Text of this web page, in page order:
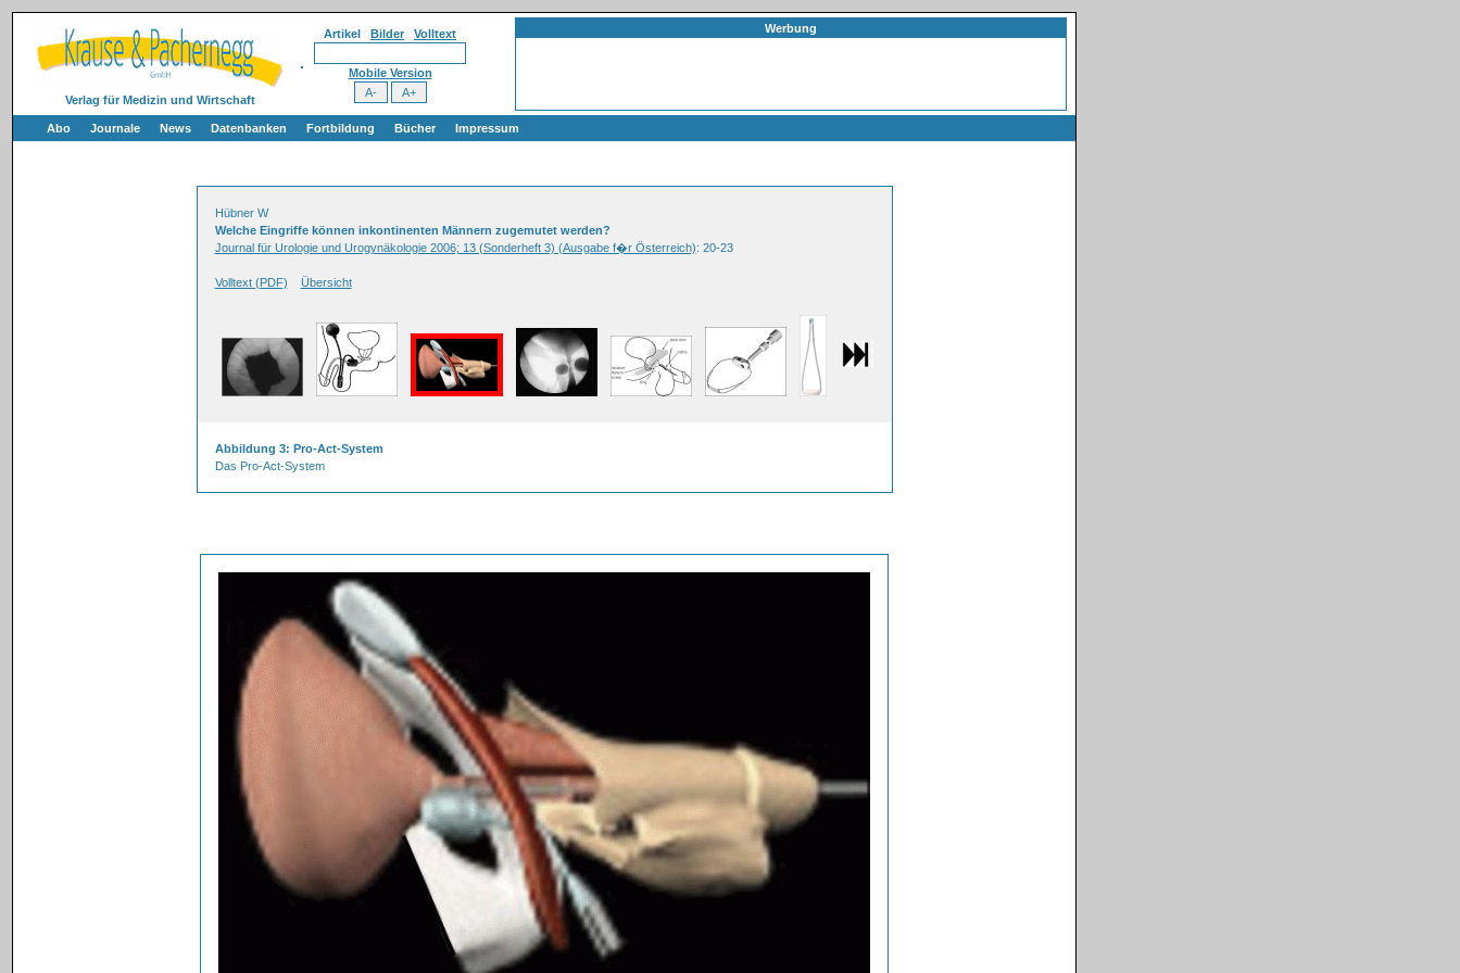
Verlag für Medizin und Wirtschaft
Artikel Bilder Volltext
Mobile Version
Werbung
Abo Journale News Datenbanken Fortbildung Bücher Impressum
Hübner W
Welche Eingriffe können inkontinenten Männern zugemutet werden?
Journal für Urologie und Urogynäkologie 2006; 13 (Sonderheft 3) (Ausgabe f�r Österreich): 20-23
Volltext (PDF) Übersicht
Abbildung 3: Pro-Act-System
Das Pro-Act-System